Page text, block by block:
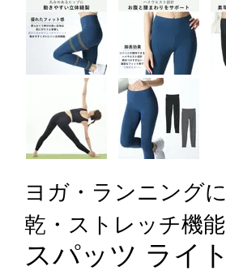
ヨガ・ランニング
乾・ストレッチ機能
スパッツ ライ